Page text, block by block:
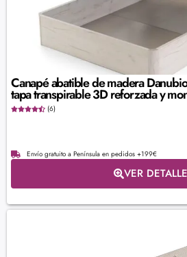
Canapé abatible de madera
tapa transpirable 3D reforzada y
(6)
Envío gratuito a Península en pedidos +199€
VER